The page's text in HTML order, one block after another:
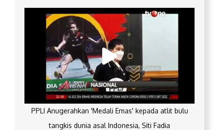
PPLI Anugerahkan 'Medali Emas' kepada atlit bulu
tangkis dunia asal Indonesia, Siti Fadia